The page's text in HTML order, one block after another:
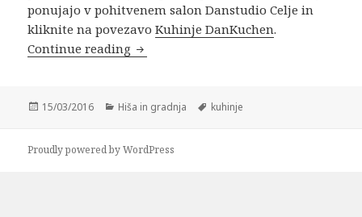
ponujajo v pohitvenem salon Danstudio Celje in
kliknite na povezavoKuhinje DanKuchen.
Continue reading Kuhinje, pustimo domišljiji prosto pot
Posted
15/03/2016 Categories
Hiša in gradnja Tags
kuhinje
Proudly powered by WordPress